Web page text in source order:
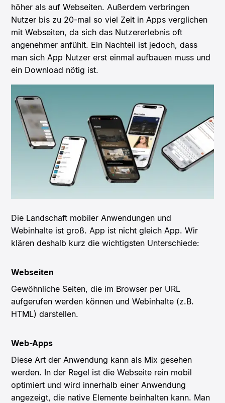
höher als auf Webseiten. Außerdem verbringen
Nutzer bis zu 20-mal so viel Zeit in Apps verglichen
mit Webseiten, da sich das Nutzererlebnis oft
angenehmer anfühlt. Ein Nachteil ist jedoch, dass
man sich App Nutzer erst einmal aufbauen muss und
ein Download nötig ist.
Die Landschaft mobiler Anwendungen und
Webinhalte ist groß. App ist nicht gleich App. Wir
klären deshalb kurz die wichtigsten Unterschiede:
Webseiten
Gewöhnliche Seiten, die im Browser per URL
aufgerufen werden können und Webinhalte (z.B.
HTML) darstellen.
Web-Apps
Diese Art der Anwendung kann als Mix gesehen
werden. In der Regel ist die Webseite rein mobil
optimiert und wird innerhalb einer Anwendung
angezeigt, die native Elemente beinhalten kann. Man